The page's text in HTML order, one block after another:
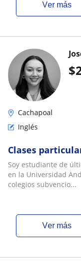
ver más
$
Cachapoal
Inglés
Clases
Soy estudiante de
en la Universidad
colegios subvencio...
ver más